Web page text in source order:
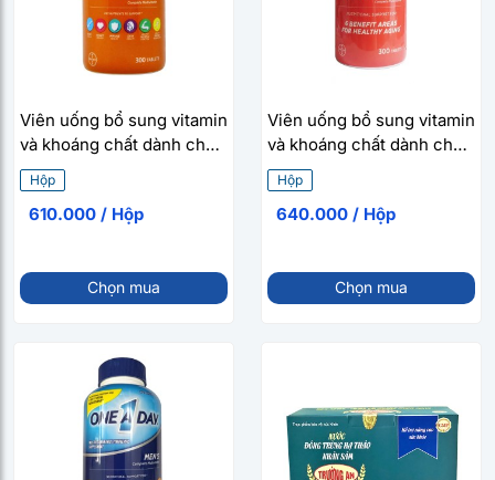
Viên uống bổ sung vitamin
và khoáng chất dành cho
nữ One A Day Women’s
Complete Multivitamin
(300 viên/hộp)
Hộp
610.000 / Hộp
Chọn mua
Viên uống bổ sung vitamin
và khoáng chất dành cho
nữ trên 50 tuổi One A Day
Women’s 50+ Complete
Multivitamin (300
Hộp
640.000 / Hộp
Chọn mua